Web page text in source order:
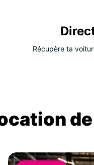
Récupère ta